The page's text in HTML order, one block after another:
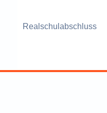
Realschulabschluss